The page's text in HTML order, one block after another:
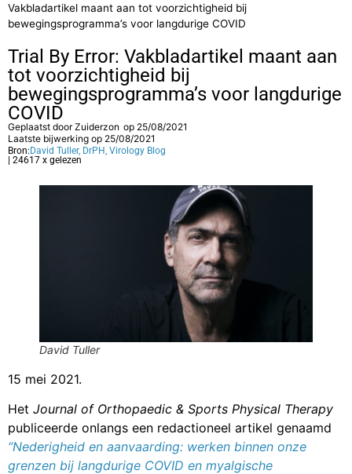
Vakbladartikel maant aan tot voorzichtigheid bij
bewegingsprogramma’s voor langdurige COVID
Trial By Error: Vakbladartikel maant aan
tot voorzichtigheid bij
bewegingsprogramma’s voor langdurige
COVID
Geplaatst doorZuiderzon op 25/08/2021
Laatste bijwerking op 25/08/2021
Bron: David Tuller, DrPH, Virology Blog
| 24617 x gelezen
David Tuller
15 mei 2021.
Het Journal of Orthopaedic & Sports Physical Therapy
publiceerde onlangs een redactioneel artikel genaamd
“Nederigheid en aanvaarding: werken binnen onze
grenzen bij langdurige COVID en myalgische